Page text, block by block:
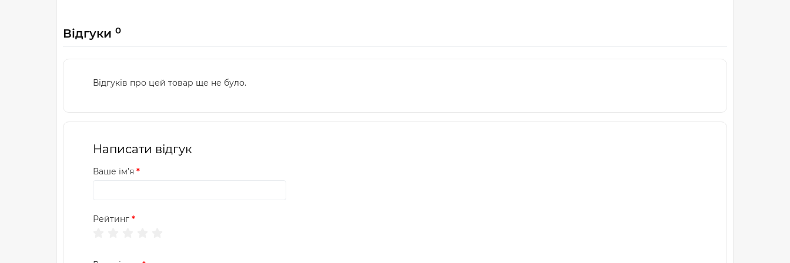
Відгуки 0
Відгуків про цей товар ще не було.
Написати відгук
Ваше ім’я
Рейтинг